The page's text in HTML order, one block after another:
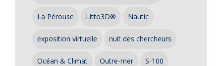
La Pérouse Litto3D® Nautic
exposition virtuelle nuit des chercheurs
Océan & Climat Outre-mer S-100